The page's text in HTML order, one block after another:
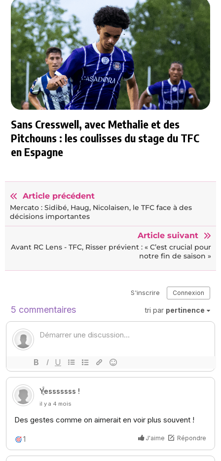
Sans Cresswell, avec Methalie et des
Pitchouns : les coulisses du stage du TFC
en Espagne
Article précédent
Mercato : Sidibé, Haug, Nicolaisen, le TFC face à des
décisions importantes
Article suivant
Avant RC Lens - TFC, Risser prévient : « C’est crucial pour
notre fin de saison »